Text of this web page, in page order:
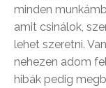
minden
amit csinálok,
lehet szeretni.
nehezen adom
hibák pedig